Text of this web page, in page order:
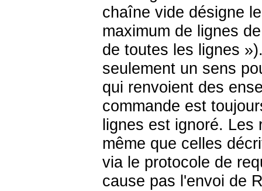
chaîne vide désigne
maximum de lignes
de toutes les lignes
seulement un sens
qui renvoient des
commande est
lignes est ignoré.
même que celles
via le protocole de
cause pas l'envoi de